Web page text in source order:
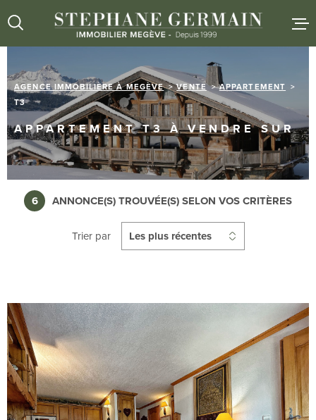
au
au
ACCUEIL
VENTES
NOUS
AGENCE IMMOBILIÈRE À MEGÈVE VENTE
APPARTEMENT
T3
APPARTEMENT T3 À VENDRE SUR
6 ANNONCE(S) TROUVÉE(S) SELON VOS CRITÈRES
Trier par Les plus récentes